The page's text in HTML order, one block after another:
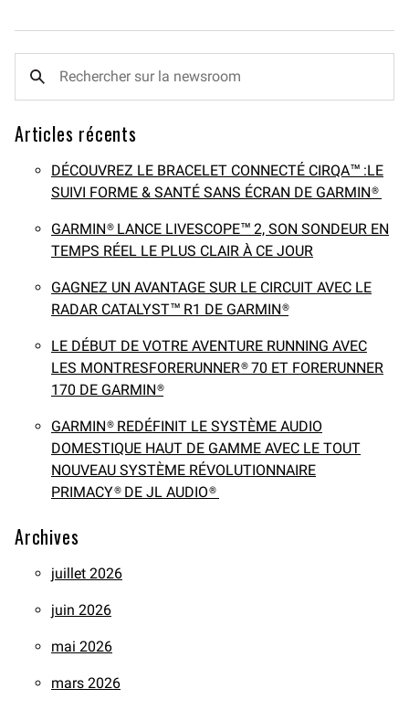
Articles récents
DÉCOUVREZ LE BRACELET CONNECTÉ CIRQA™ :LE
SUIVI FORME & SANTÉ SANS ÉCRAN DE GARMIN®
GARMIN® LANCE LIVESCOPE™ 2, SON SONDEUR EN
TEMPS RÉEL LE PLUS CLAIR À CE JOUR
GAGNEZ UN AVANTAGE SUR LE CIRCUIT AVEC LE
RADAR CATALYST™ R1 DE GARMIN®
LE DÉBUT DE VOTRE AVENTURE RUNNING AVEC
LES MONTRESFORERUNNER® 70 ET FORERUNNER
170 DE GARMIN®
GARMIN® REDÉFINIT LE SYSTÈME AUDIO
DOMESTIQUE HAUT DE GAMME AVEC LE TOUT
NOUVEAU SYSTÈME RÉVOLUTIONNAIRE
PRIMACY® DE JL AUDIO®
Archives
juillet 2026
juin 2026
mai 2026
mars 2026